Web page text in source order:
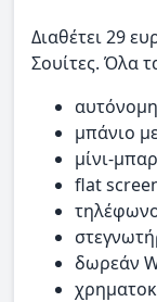
Διαθέτει 29
Σουίτες. Όλα
μπάνιο
μίνι-μπαρ
flat
δωρεάν